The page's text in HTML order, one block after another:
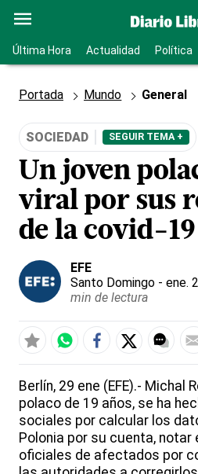
Última Hora Actualidad Política
Portada Mundo General
SOCIEDAD SEGUIR TEMA +
Un joven
viral por sus
de la covid-19
EFE
Santo Domingo - ene.
min de lectura
Berlín, 29 ene (EFE).- Michal
polaco de 19 años, se ha
sociales por calcular los
Polonia por su cuenta,
oficiales de afectados por